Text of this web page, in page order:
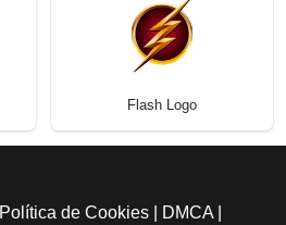
Flash Logo
Política de Cookies DMCA